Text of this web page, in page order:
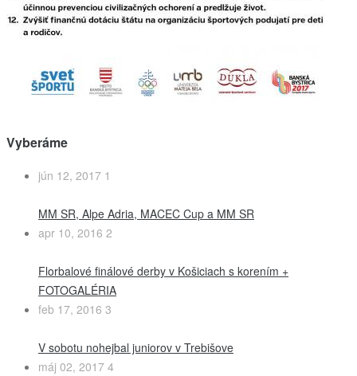
Vyberáme
jún 12, 2017 1
MM SR, Alpe Adria, MACEC Cup a MM SR
apr 10, 2016 2
Florbalové finálové derby v Košiciach s korením +
FOTOGALÉRIA
feb 17, 2016 3
V sobotu nohejbal juniorov v Trebišove
máj 02, 2017 4